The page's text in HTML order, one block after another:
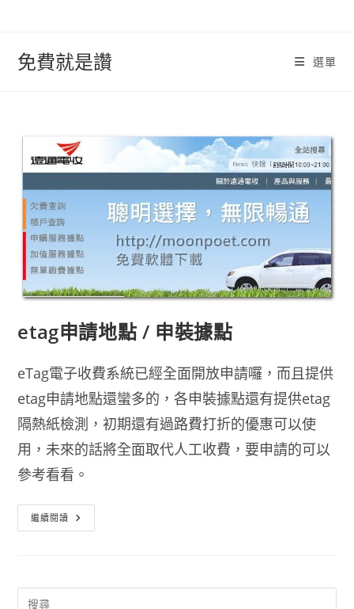
免費就是讚 選單
etag申請地點 / 申裝據點
eTag電子收費系統已經全面開放申請囉，而且提供
etag申請地點還蠻多的，各申裝據點還有提供etag
隔熱紙檢測，初期還有過路費打折的優惠可以使
用，未來的話將全面取代人工收費，要申請的可以
參考看看。
繼續閱讀 Etag
申
申